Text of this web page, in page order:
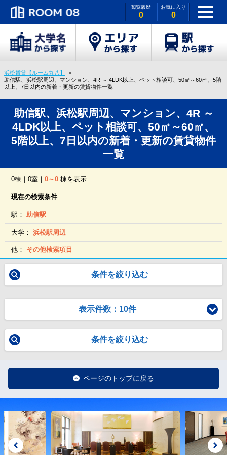
閲覧履歴
0
お気に入り
0
浜松賃貸【ルーム丸八】
助信駅、浜松駅周辺、マンション、4R ～ 4LDK以上、ペット相談可、50㎡～60㎡、5階
以上、7日以内の新着・更新の賃貸物件一覧
助信駅、浜松駅周辺、マンション、4R ～
4LDK以上、ペット相談可、50㎡～60㎡、
5階以上、7日以内の新着・更新の賃貸物件
一覧
0棟｜0室｜0～0 棟を表示
現在の検索条件
駅： 助信駅
大学：浜松駅周辺
他： その他検索項目
条件を絞り込む
表示件数：10件
条件を絞り込む
ページのトップに戻る